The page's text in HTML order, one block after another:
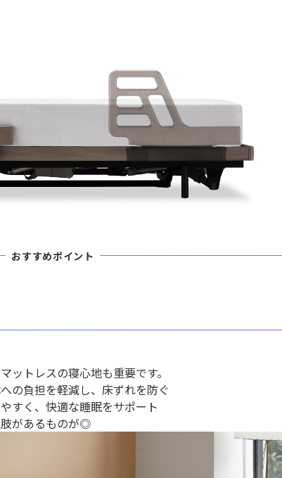
おすすめポイント
ットレスの寝心地も重要です。
の負担を軽減し、床ずれを防ぐ
すく、快適な睡眠をサポート
があるものが◎